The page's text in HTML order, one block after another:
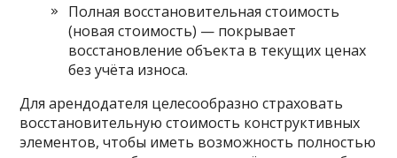
Полная восстановительная стоимость
(новая стоимость) — покрывает
восстановление объекта в текущих ценах
без учёта износа.
Для арендодателя целесообразно страховать
восстановительную стоимость конструктивных
элементов, чтобы иметь возможность полностью